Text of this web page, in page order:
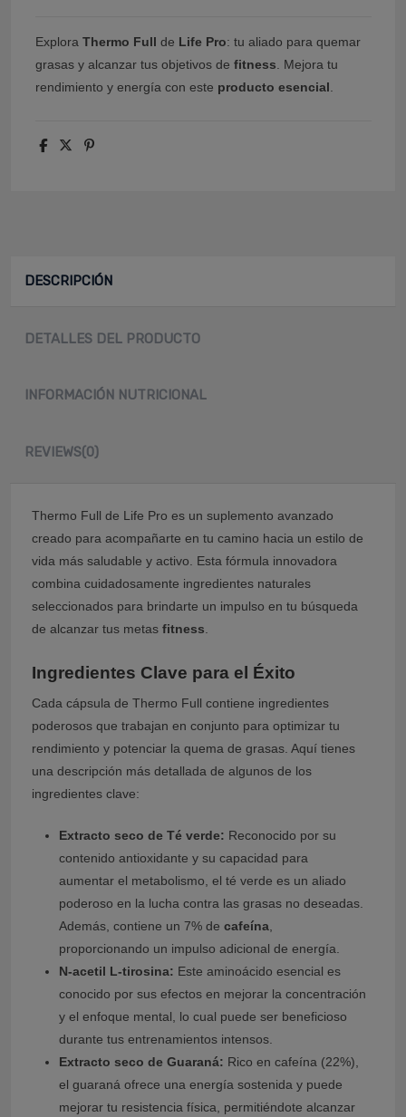
Explora Thermo Full de Life Pro: tu aliado para quemar
grasas y alcanzar tus objetivos de fitness . Mejora tu
rendimiento y energía con este producto esencial
DESCRIPCIÓN
DETALLES DEL PRODUCTO
INFORMACIÓN NUTRICIONAL
REVIEWS(0)
Thermo Full de Life Pro es un suplemento avanzado
creado para acompañarte en tu camino hacia un estilo de
vida más saludable y activo. Esta fórmula innovadora
combina cuidadosamente ingredientes naturales
seleccionados para brindarte un impulso en tu búsqueda
de alcanzar tus metas fitness
Ingredientes Clave para el Éxito
Cada cápsula de Thermo Full contiene ingredientes
poderosos que trabajan en conjunto para optimizar tu
rendimiento y potenciar la quema de grasas. Aquí tienes
una descripción más detallada de algunos de los
ingredientes clave:
Extracto seco de Té verde: Reconocido por su
contenido antioxidante y su capacidad para
aumentar el metabolismo, el té verde es un aliado
poderoso en la lucha contra las grasas no deseadas.
Además, contiene un 7% de cafeína,
proporcionando un impulso adicional de energía.
N-acetil L-tirosina: Este aminoácido esencial es
conocido por sus efectos en mejorar la concentración
y el enfoque mental, lo cual puede ser beneficioso
durante tus entrenamientos intensos.
Extracto seco de Guaraná: Rico en cafeína (22%),
el guaraná ofrece una energía sostenida y puede
mejorar tu resistencia física, permitiéndote alcanzar